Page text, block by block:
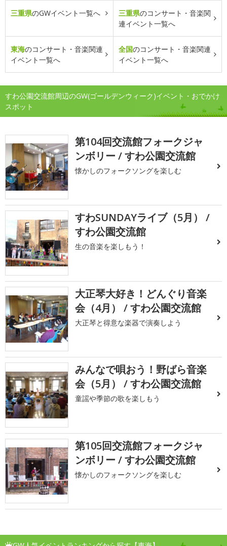
三重県のGWイベント一覧へ 三重県のコンサート・音楽関
連イベント一覧へ
東海のコンサート・音楽関連
イベント一覧へ
全国のコンサート・音楽関連
イベント一覧へ
すわ公園交流館周辺のGW(ゴールデンウィーク)イベント・おでかけ
スポット
第104回交流館フォークジャ
ンボリー / すわ公園交流館
懐かしのフォークソングを楽しむ
すわSUNDAYライブ（5月） /
すわ公園交流館
生の音楽を楽しもう！
大正琴大好き！どんぐり音楽
会（4月） / すわ公園交流館
大正琴と得意な楽器で演奏しよう
みんなで唄おう！野ばら音楽
会（5月） / すわ公園交流館
童謡や季節の歌を楽しもう
第105回交流館フォークジャ
ンボリー / すわ公園交流館
懐かしのフォークソングを楽しむ